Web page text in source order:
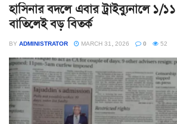
হাসিনার বদলে এবার ট্রাইব্যুনালে ১/
বাতিলেই বড় বিতর্ক
BY ADMINISTRATOR MARCH 31, 2026 0 52